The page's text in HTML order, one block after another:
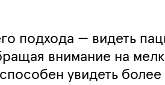
подхода — видеть
внимание на
увидеть